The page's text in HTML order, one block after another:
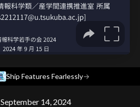
Ship Features Fearlessly→
September 14, 2024